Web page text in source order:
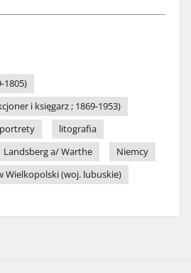
1805)
i księgarz ; 1869-1953)
portrety
litografia
Landsberg a/ Warthe
Niemcy
Wielkopolski (woj. lubuskie)